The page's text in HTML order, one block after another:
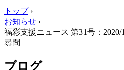
トップ›
お知らせ ›
福彩支援ニュース 第31号：2020/
尋問
ブログ